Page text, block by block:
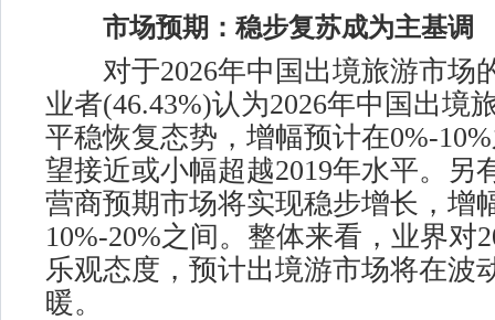
市场预期：稳步复苏成为主基调
对于2026年中国出境旅游市场
业者(46.43%)认为2026年中国出境
平稳恢复态势，增幅预计在0%-
望接近或小幅超越2019年水平。另
营商预期市场将实现稳步增长，增
10%-20%之间。整体来看，业界对
乐观态度，预计出境游市场将在波
暖。